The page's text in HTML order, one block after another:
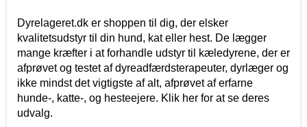
Dyrelageret.dk er shoppen til dig, der elsker
kvalitetsudstyr til din hund, kat eller hest. De lægger
mange kræfter i at forhandle udstyr til kæledyrene, der er
afprøvet og testet af dyreadfærdsterapeuter, dyrlæger og
ikke mindst det vigtigste af alt, afprøvet af erfarne
hunde-, katte-, og hesteejere. Klik her for at se deres
udvalg.